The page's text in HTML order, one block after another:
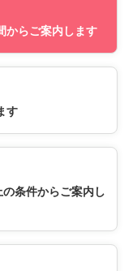
からご案内します
す
条件からご案内し